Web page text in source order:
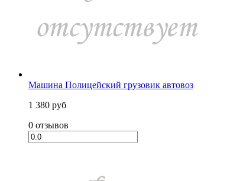
Машина Полицейский грузовик автовоз
1 380 руб
0 отзывов